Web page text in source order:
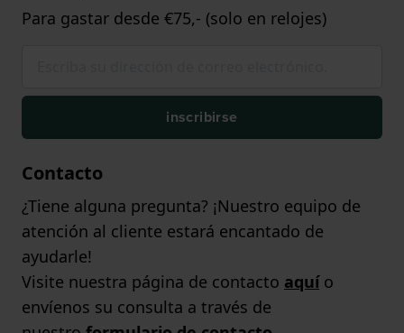
Para gastar desde €75,- (solo en relojes)
inscribirse
Contacto
¿Tiene alguna pregunta? ¡Nuestro equipo de
atención al cliente estará encantado de
ayudarle!
Visite nuestra página de contacto aquío
envíenos su consulta a través de